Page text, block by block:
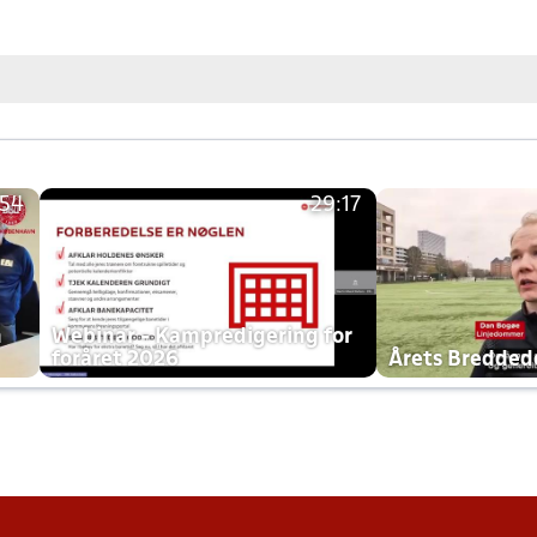
29:17
Webinar - Kampredigering for
foråret 2026
Årets